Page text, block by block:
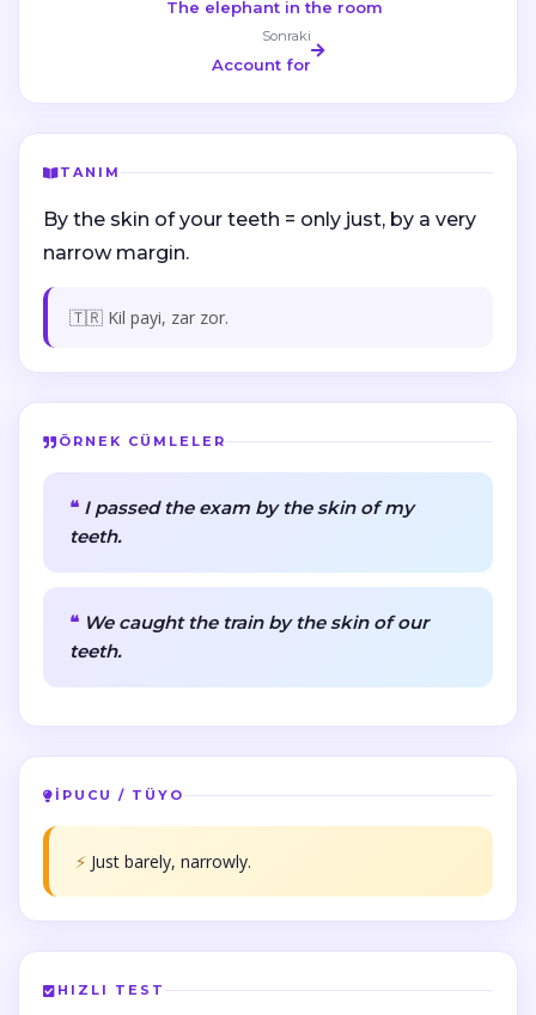
The elephant in the room
Sonraki
Account for
TANIM
By the skin of your teeth = only just, by a very
narrow margin.
🇹🇷 Kil payi, zar zor.
ÖRNEK CÜMLELER
I passed the exam by the skin of my
teeth.
We caught the train by the skin of our
teeth.
İPUCU / TÜYO
⚡ Just barely, narrowly.
HIZLI TEST